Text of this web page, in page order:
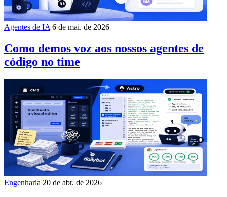
Agentes de IA 6 de mai. de 2026
Como demos voz aos nossos agentes de
código no time
Engenharia 20 de abr. de 2026